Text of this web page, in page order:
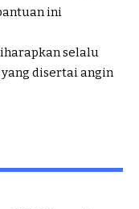
ini
selalu
yang disertai angin